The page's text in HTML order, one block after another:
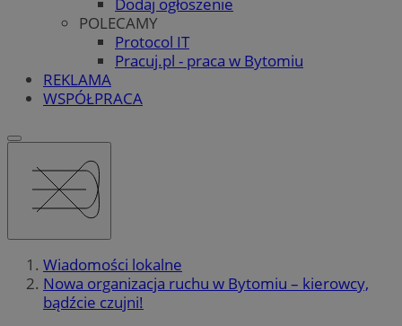
POLECAMY
Protocol IT
Pracuj.pl - praca w Bytomiu
REKLAMA
WSPÓŁPRACA
Wiadomości lokalne
Nowa organizacja ruchu w Bytomiu – kierowcy,
bądźcie czujni!